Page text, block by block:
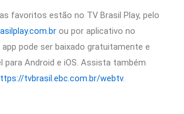
favoritos estão no TV Brasil Play, pelo
ou por aplicativo no
app pode ser baixado gratuitamente e
para Android e iOS. Assista também
tvbrasil.ebc.com.br/webtv.